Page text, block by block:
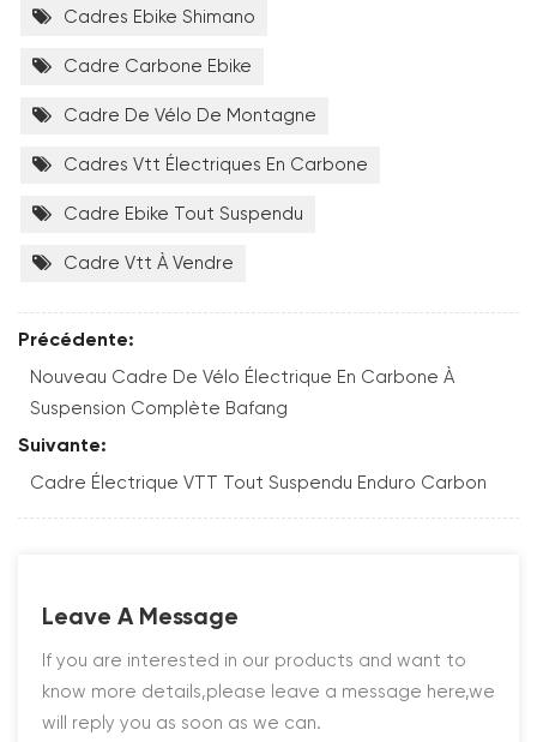
Cadres Ebike Shimano
Cadre Carbone Ebike
Cadre De Vélo De Montagne
Cadres Vtt Électriques En Carbone
Cadre Ebike Tout Suspendu
Cadre Vtt À Vendre
Précédente:
Nouveau Cadre De Vélo Électrique En Carbone À
Suspension Complète Bafang
Suivante:
Cadre Électrique VTT Tout Suspendu Enduro Carbon
Leave A Message
If you are interested in our products and want to
know more details,please leave a message here,we
will reply you as soon as we can.